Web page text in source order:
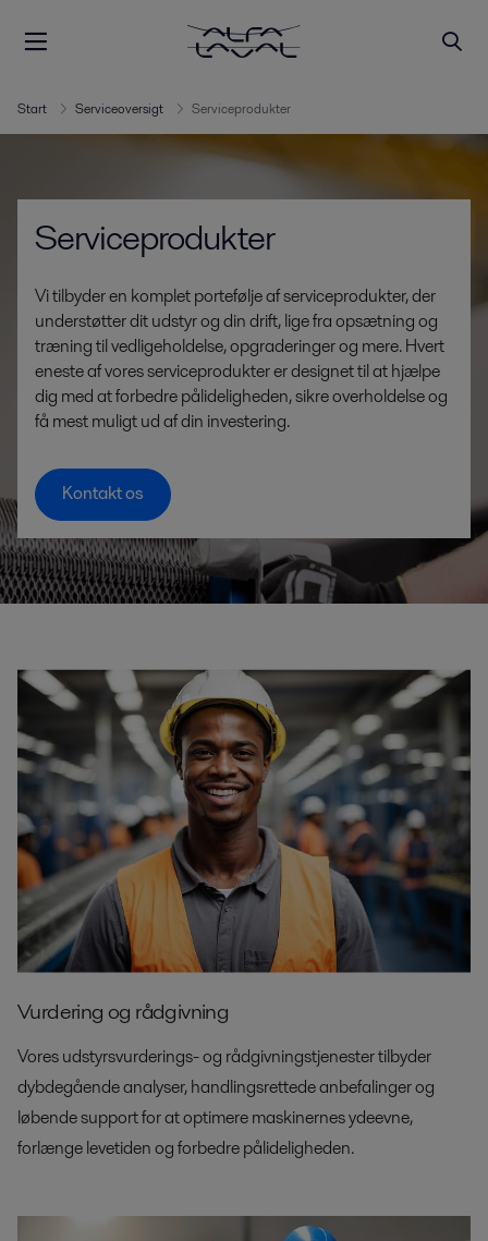
Start Serviceoversigt Serviceprodukter
Serviceprodukter
Vi tilbyder en komplet portefølje af serviceprodukter, der
understøtter dit udstyr og din drift, lige fra opsætning og
træning til vedligeholdelse, opgraderinger og mere. Hvert
eneste af vores serviceprodukter er designet til at hjælpe
dig med at forbedre pålideligheden, sikre overholdelse og
få mest muligt ud af din investering.
Kontakt os
Vurdering og rådgivning
Vores udstyrsvurderings- og rådgivningstjenester tilbyder
dybdegående analyser, handlingsrettede anbefalinger og
løbende support for at optimere maskinernes ydeevne,
forlænge levetiden og forbedre pålideligheden.